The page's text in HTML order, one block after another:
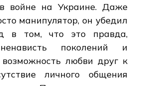
войне на Украине. Даже
манипулятор, он убедил
в том, что это правда,
поколений и
любви друг к
личного общения